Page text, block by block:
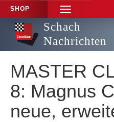
SHOP
TOGGLE
NAVIGATION
Schach
Nachrichten
MASTER
8: Magnus
neue,